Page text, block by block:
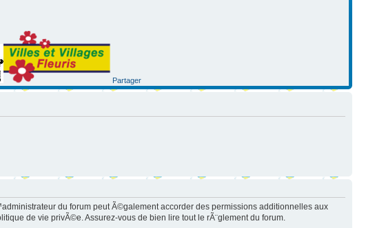
Partager
du forum peut Ã©galement accorder des permissions additionnelles aux
de vie privÃ©e. Assurez-vous de bien lire tout le rÃ¨glement du forum.